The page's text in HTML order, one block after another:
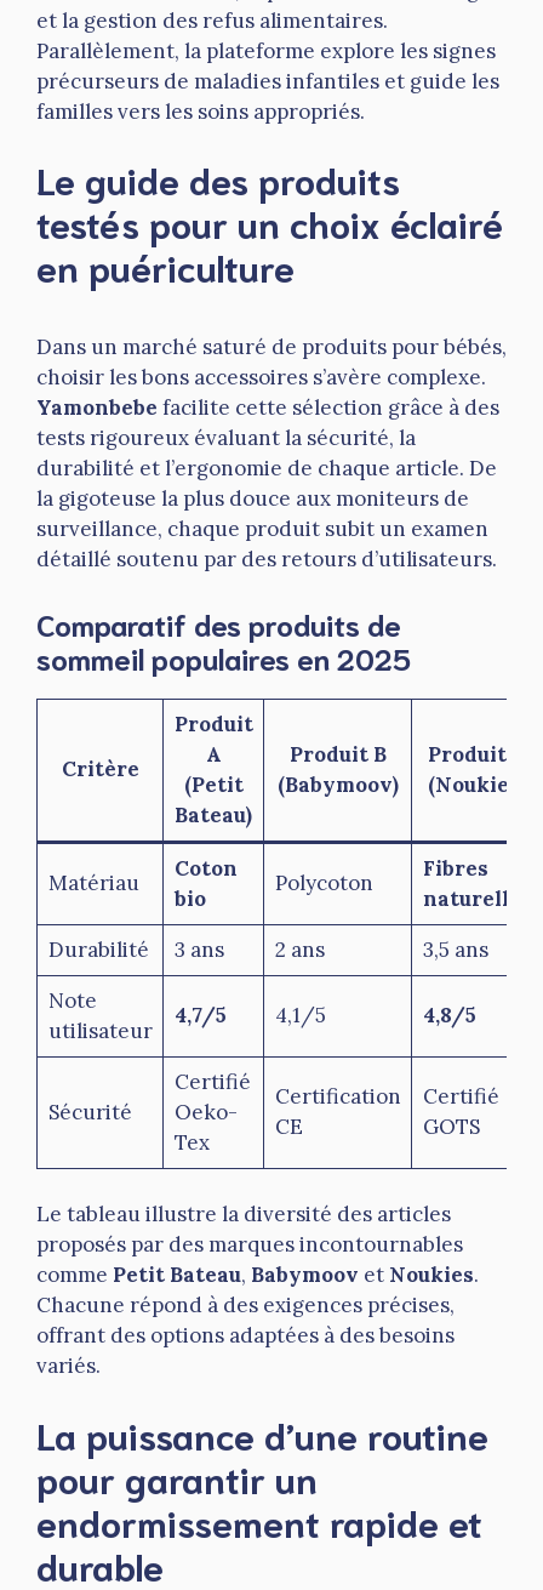
et la gestion des refus alimentaires.
Parallèlement, la plateforme explore les signes
précurseurs de maladies infantiles et guide les
familles vers les soins appropriés.
Le guide des produits
testés pour un choix éclairé
en puériculture
Dans un marché saturé de produits pour bébés,
choisir les bons accessoires s’avère complexe.
Yamonbebe facilite cette sélection grâce à des
tests rigoureux évaluant la sécurité, la
durabilité et l’ergonomie de chaque article. De
la gigoteuse la plus douce aux moniteurs de
surveillance, chaque produit subit un examen
détaillé soutenu par des retours d’utilisateurs.
Comparatif des produits de
sommeil populaires en 2025
Critère
Produit
A
(Petit
Bateau)
Produit B
(Babymoov)
Produit C
(Noukies)
Matériau
Coton
bio
Polycoton
Fibres
naturelles
Durabilité
3 ans 2 ans
3,5 ans
Note
utilisateur
4,7/5 4,1/5 4,8/5
Sécurité
Certifié
Oeko-
Tex
Certification
CE
Certifié
GOTS
Le tableau illustre la diversité des articles
proposés par des marques incontournables
comme Petit Bateau, Babymoov et Noukies.
Chacune répond à des exigences précises,
offrant des options adaptées à des besoins
variés.
La puissance d’une routine
pour garantir un
endormissement rapide et
durable